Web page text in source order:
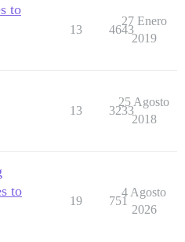
to
13 4643
27 Enero
2019
13 3233
25 Agosto
2018
to
19 751
4 Agosto
2026